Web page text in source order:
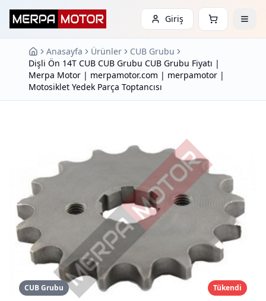
Giriş
Anasayfa Ürünler
CUB Grubu
Dişli Ön 14T CUB CUB Grubu CUB Grubu Fiyatı |
Merpa Motor | merpamotor.com | merpamotor |
Motosiklet Yedek Parça Toptancısı
CUB Grubu Tükendi